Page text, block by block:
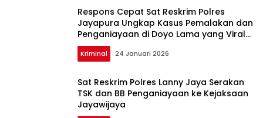
Respons Cepat Sat Reskrim Polres
Jayapura Ungkap Kasus Pemalakan dan
Penganiayaan di Doyo Lama yang Viral
di Medsos
Kriminal 24 Januari 2026
Sat Reskrim Polres Lanny Jaya Serakan
TSK dan BB Penganiayaan ke Kejaksaan
Jayawijaya